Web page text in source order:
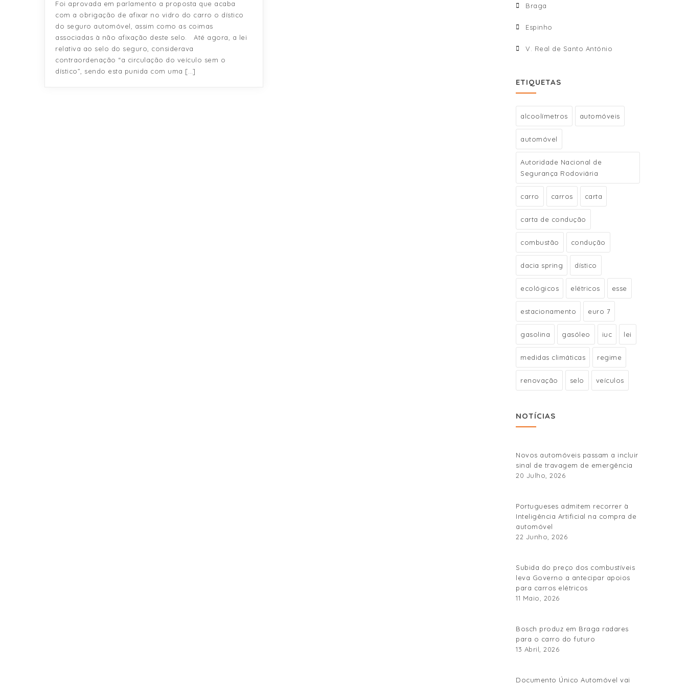
Foi aprovada em parlamento a proposta que acaba
com a obrigação de afixar no vidro do carro o dístico
do seguro automóvel, assim como as coimas
associadas à não afixação deste selo. Até agora, a lei
relativa ao selo do seguro, considerava
contraordenação “a circulação do veículo sem o
dístico”, sendo esta punida com uma […]
Braga
Espinho
V. Real de Santo António
ETIQUETAS
alcoolímetros automóveis
automóvel
Autoridade Nacional de
Segurança Rodoviária
carro carros carta
carta de condução
combustão condução
dacia spring dístico
ecológicos elétricos esse
estacionamento euro 7
gasolina gasóleo iuc lei
medidas climáticas regime
renovação selo veículos
NOTÍCIAS
Novos automóveis passam a incluir
sinal de travagem de emergência
20 Julho, 2026
Portugueses admitem recorrer à
Inteligência Artificial na compra de
automóvel
22 Junho, 2026
Subida do preço dos combustíveis
leva Governo a antecipar apoios
para carros elétricos
11 Maio, 2026
Bosch produz em Braga radares
para o carro do futuro
13 Abril, 2026
Documento Único Automóvel vai